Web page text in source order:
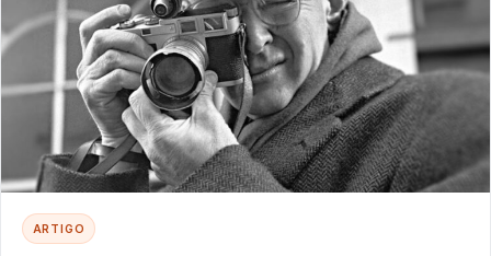
ARTIGO